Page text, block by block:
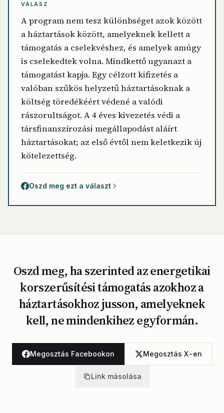
VÁLASZ
A program nem tesz különbséget azok között
a háztartások között, amelyeknek kellett a
támogatás a cselekvéshez, és amelyek amúgy
is cselekedtek volna. Mindkettő ugyanazt a
támogatást kapja. Egy célzott kifizetés a
valóban szűkös helyzetű háztartásoknak a
költség töredékéért védené a valódi
rászorultságot. A 4 éves kivezetés védi a
társfinanszírozási megállapodást aláírt
háztartásokat; az első évtől nem keletkezik új
kötelezettség.
Oszd meg ezt a választ
Oszd meg, ha szerinted az energetikai
korszerűsítési támogatás azokhoz a
háztartásokhoz jusson, amelyeknek
kell, ne mindenkihez egyformán.
Megosztás Facebookon Megosztás X-en
Link másolása